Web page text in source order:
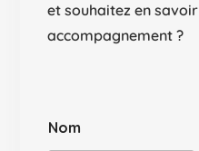
et souhaitez en
accompagnement ?
Nom